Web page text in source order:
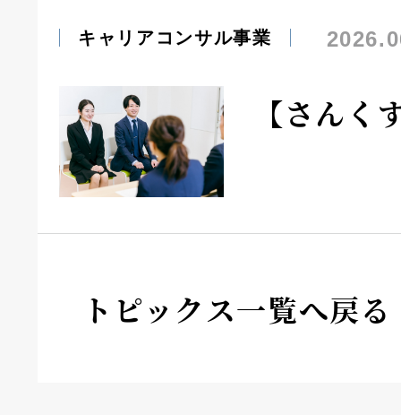
キャリアコンサル事業
【さんく
トピックス一覧へ戻る